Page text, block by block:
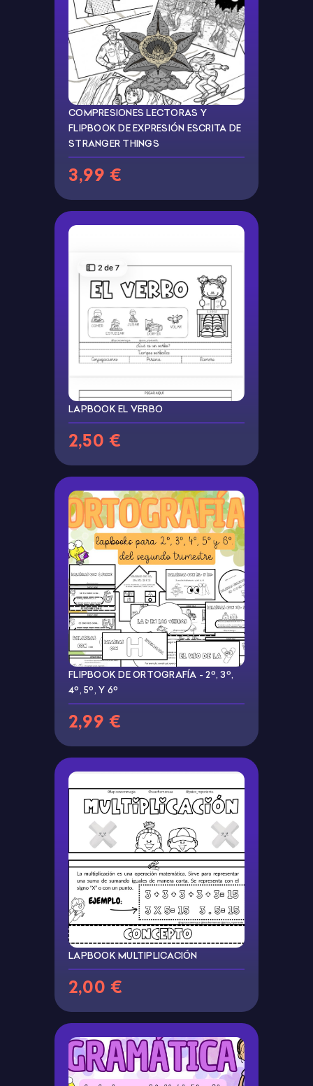
COMPRESIONES LECTORAS Y
FLIPBOOK DE EXPRESIÓN ESCRITA DE
STRANGER THINGS
3,99 €
LAPBOOK EL VERBO
2,50 €
FLIPBOOK DE ORTOGRAFÍA - 2º, 3º,
4º, 5º, Y 6º
2,99 €
LAPBOOK MULTIPLICACIÓN
2,00 €